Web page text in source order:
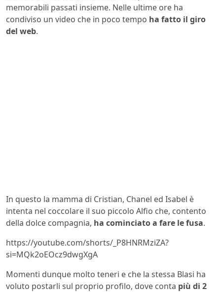
memorabili passati insieme. Nelle ultime ore ha
condiviso un video che in poco tempo ha fatto il giro
del web.
In questo la mamma di Cristian, Chanel ed Isabel è
intenta nel coccolare il suo piccolo Alfio che, contento
della dolce compagnia, ha cominciato a fare le fusa.
https://youtube.com/shorts/_P8HNRMziZA?
si=MQk2oEOcz9dwgXgA
Momenti dunque molto teneri e che la stessa Blasi ha
voluto postarli sul proprio profilo, dove conta più di 2